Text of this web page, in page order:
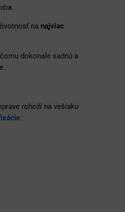
na najviac
dokonale sadnú a
rohoží na vešiaku